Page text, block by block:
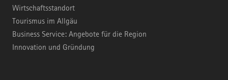
Wirtschaftsstandort
Tourismus im Allgäu
Business Service: Angebote für die Region
Innovation und Gründung